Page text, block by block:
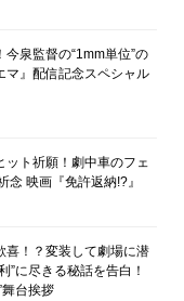
泉監督の“1mm単位”の
マ』配信記念スペシャル
ト祈願！劇中車のフェ
念 映画『免許返納!?』
喜！？変装して劇場に潜
”に尽きる秘話を告白！
台挨拶